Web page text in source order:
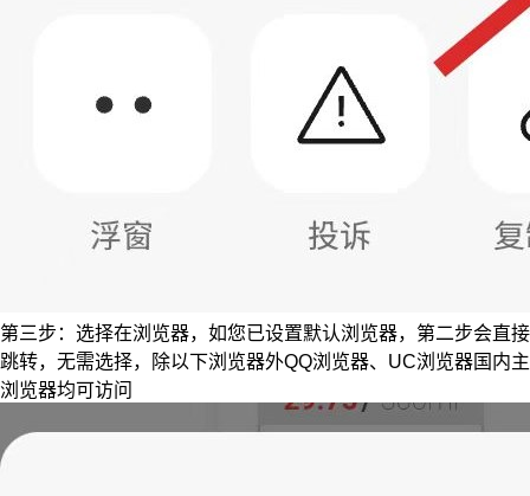
第三步：选择在浏览器，如您已设置默认浏览器，第二步会直接
跳转，无需选择，除以下浏览器外QQ浏览器、UC浏览器国内主
浏览器均可访问